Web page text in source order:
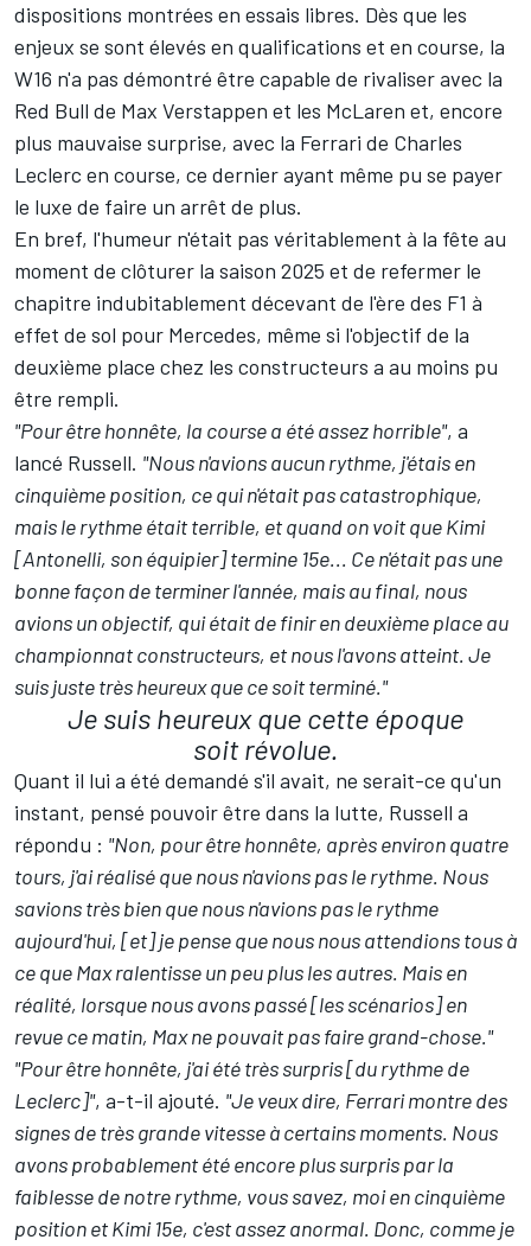
dispositions montrées en essais libres. Dès que les
enjeux se sont élevés en qualifications et en course, la
W16 n'a pas démontré être capable de rivaliser avec la
Red Bull de Max Verstappen et les McLaren et, encore
plus mauvaise surprise, avec la Ferrari de Charles
Leclerc en course, ce dernier ayant même pu se payer
le luxe de faire un arrêt de plus.
En bref, l'humeur n'était pas véritablement à la fête au
moment de clôturer la saison 2025 et de refermer le
chapitre indubitablement décevant de l'ère des F1 à
effet de sol pour Mercedes, même si l'objectif de la
deuxième place chez les constructeurs a au moins pu
être rempli.
"Pour être honnête, la course a été assez horrible", a
lancé Russell. "Nous n'avions aucun rythme, j'étais en
cinquième position, ce qui n'était pas catastrophique,
mais le rythme était terrible, et quand on voit que Kimi
[Antonelli, son équipier] termine 15e... Ce n'était pas une
bonne façon de terminer l'année, mais au final, nous
avions un objectif, qui était de finir en deuxième place au
championnat constructeurs, et nous l'avons atteint. Je
suis juste très heureux que ce soit terminé."
Je suis heureux que cette époque
soit révolue.
Quant il lui a été demandé s'il avait, ne serait-ce qu'un
instant, pensé pouvoir être dans la lutte, Russell a
répondu : "Non, pour être honnête, après environ quatre
tours, j'ai réalisé que nous n'avions pas le rythme. Nous
savions très bien que nous n'avions pas le rythme
aujourd'hui, [et] je pense que nous nous attendions tous à
ce que Max ralentisse un peu plus les autres. Mais en
réalité, lorsque nous avons passé [les scénarios] en
revue ce matin, Max ne pouvait pas faire grand-chose."
"Pour être honnête, j'ai été très surpris [du rythme de
Leclerc]", a-t-il ajouté. "Je veux dire, Ferrari montre des
signes de très grande vitesse à certains moments. Nous
avons probablement été encore plus surpris par la
faiblesse de notre rythme, vous savez, moi en cinquième
position et Kimi 15e, c'est assez anormal. Donc, comme je